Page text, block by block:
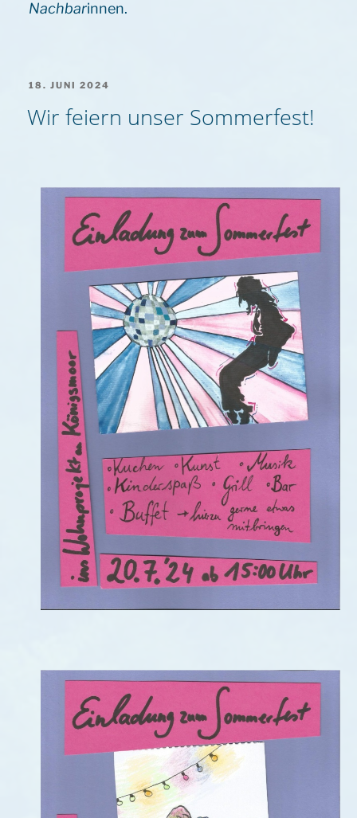
Nachbarinnen.
VERÖFFENTLICHT
18. JUNI 2024
Wir feiern unser Sommerfest!